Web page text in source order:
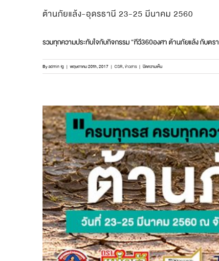
ต้านภัยแล้ง-อุดรธานี 23-25 มีนาคม 2560
รวมทุกความประทับใจกับกิจกรรม “ทีวี360องศา ต้านภัยแล้ง กับต
Byadmin fg | พฤษภาคม 20th, 2017 | CSR,ข่าวสาร | ปิดความเห็นบน
ต้าน
23-
25
มีนาคม
2560